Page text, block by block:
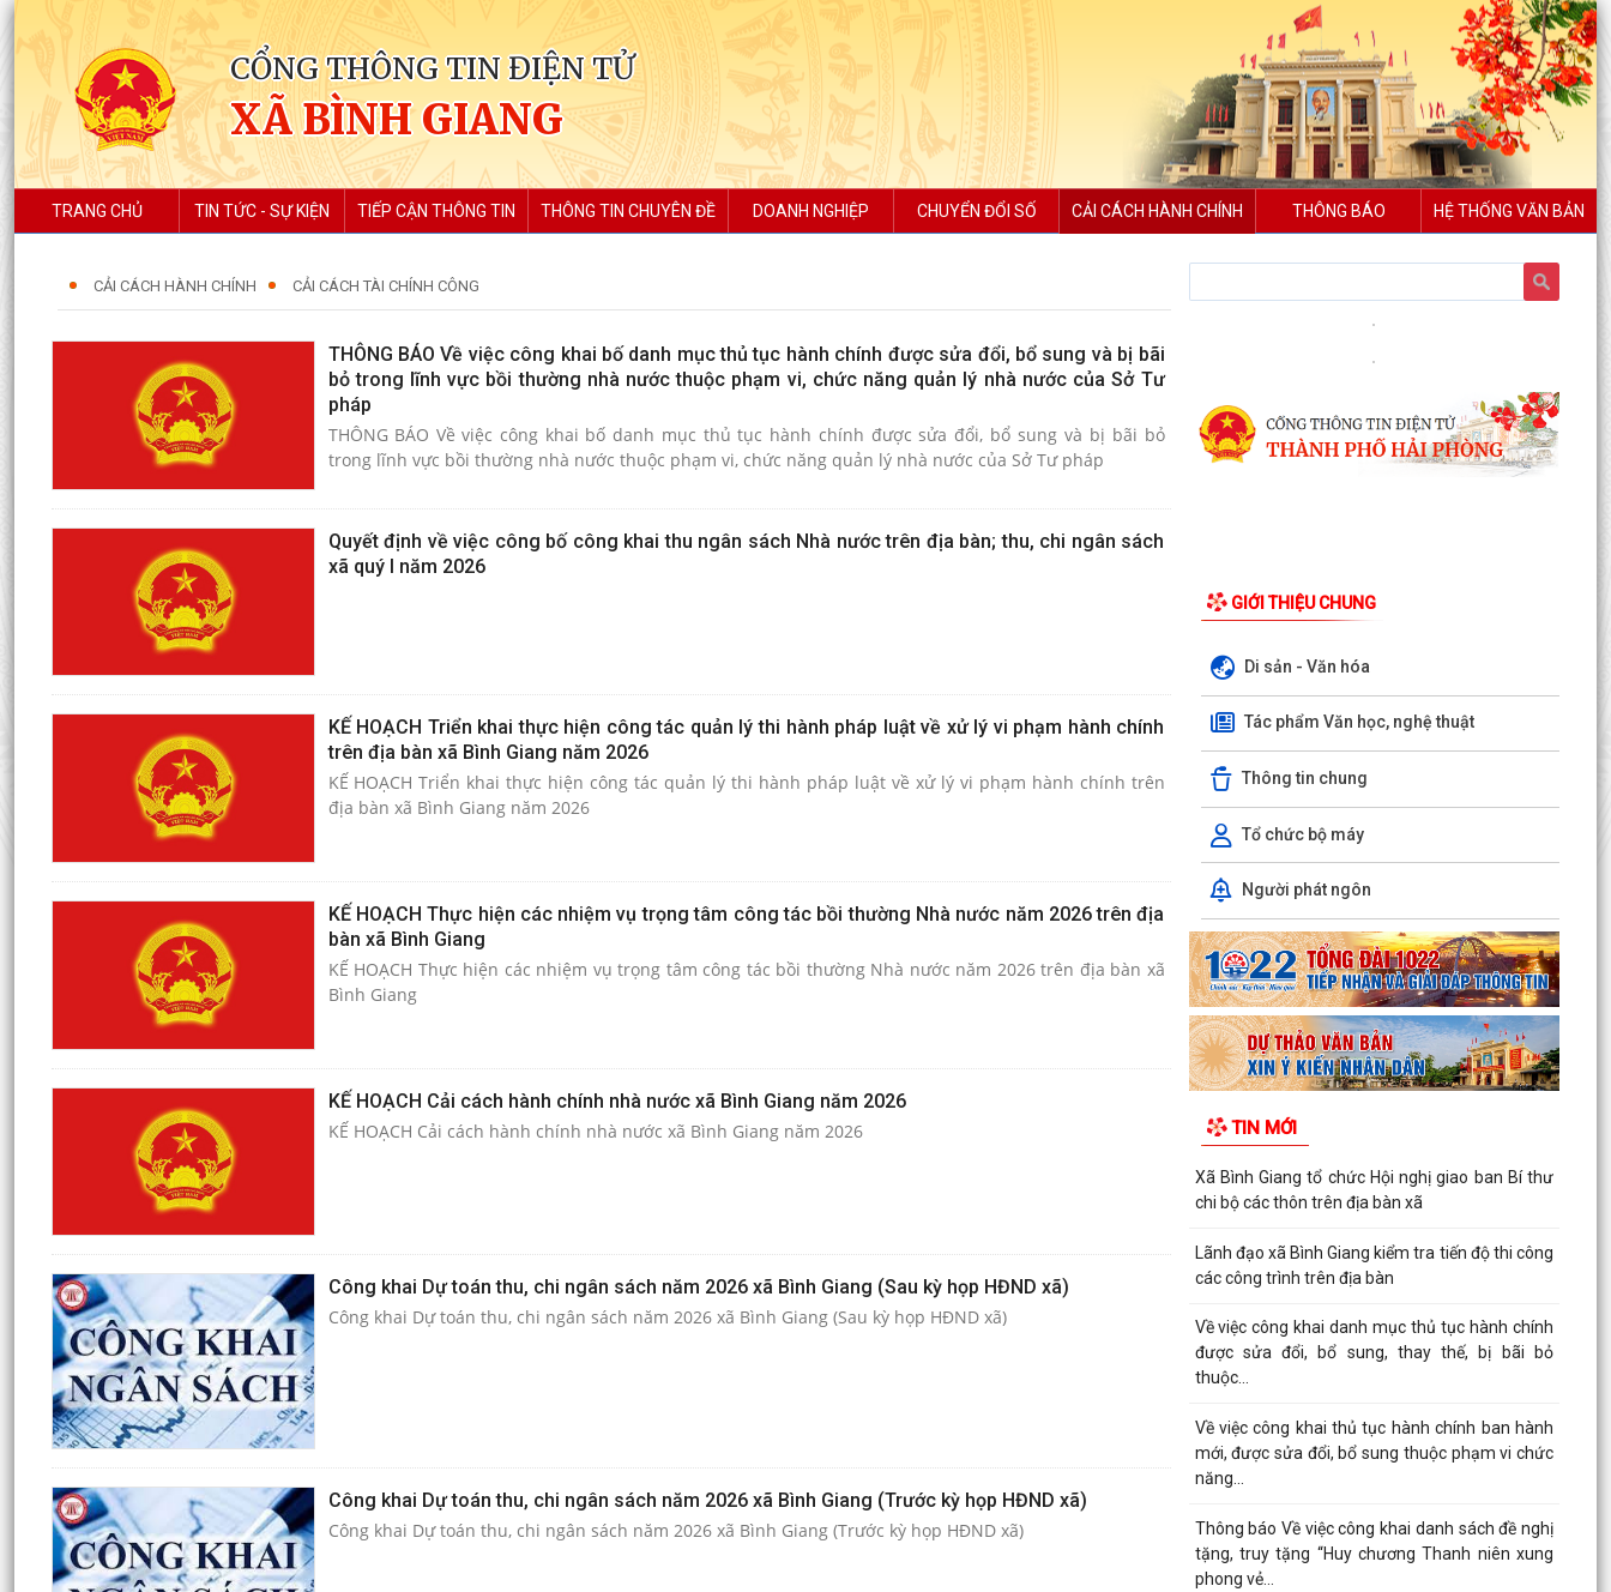
CỔNG THÔNG TIN ĐIỆN TỬ
XÃ BÌNH GIANG
TRANG CHỦ TIN TỨC - SỰ KIỆN TIẾP CẬN THÔNG TIN THÔNG TIN CHUYÊN ĐỀ DOANH NGHIỆP CHUYỂN ĐỔI SỐ CẢI CÁCH HÀNH CHÍNH THÔNG BÁO HỆ THỐNG VĂN BẢN
CẢI CÁCH HÀNH CHÍNH CẢI CÁCH TÀI CHÍNH CÔNG
THÔNG BÁO Về việc công khai bố danh mục thủ tục hành chính được sửa đổi, bổ sung và bị bãi
bỏ trong lĩnh vực bồi thường nhà nước thuộc phạm vi, chức năng quản lý nhà nước của Sở Tư
pháp
THÔNG BÁO Về việc công khai bố danh mục thủ tục hành chính được sửa đổi, bổ sung và bị bãi bỏ
trong lĩnh vực bồi thường nhà nước thuộc phạm vi, chức năng quản lý nhà nước của Sở Tư pháp
Quyết định về việc công bố công khai thu ngân sách Nhà nước trên địa bàn; thu, chi ngân sách
xã quý I năm 2026
KẾ HOẠCH Triển khai thực hiện công tác quản lý thi hành pháp luật về xử lý vi phạm hành chính
trên địa bàn xã Bình Giang năm 2026
KẾ HOẠCH Triển khai thực hiện công tác quản lý thi hành pháp luật về xử lý vi phạm hành chính trên
địa bàn xã Bình Giang năm 2026
KẾ HOẠCH Thực hiện các nhiệm vụ trọng tâm công tác bồi thường Nhà nước năm 2026 trên địa
bàn xã Bình Giang
KẾ HOẠCH Thực hiện các nhiệm vụ trọng tâm công tác bồi thường Nhà nước năm 2026 trên địa bàn xã
Bình Giang
KẾ HOẠCH Cải cách hành chính nhà nước xã Bình Giang năm 2026
KẾ HOẠCH Cải cách hành chính nhà nước xã Bình Giang năm 2026
Công khai Dự toán thu, chi ngân sách năm 2026 xã Bình Giang (Sau kỳ họp HĐND xã)
Công khai Dự toán thu, chi ngân sách năm 2026 xã Bình Giang (Sau kỳ họp HĐND xã)
Công khai Dự toán thu, chi ngân sách năm 2026 xã Bình Giang (Trước kỳ họp HĐND xã)
Công khai Dự toán thu, chi ngân sách năm 2026 xã Bình Giang (Trước kỳ họp HĐND xã)
GIỚI THIỆU CHUNG
Di sản - Văn hóa
Tác phẩm Văn học, nghệ thuật
Thông tin chung
Tổ chức bộ máy
Người phát ngôn
TIN MỚI
Xã Bình Giang tổ chức Hội nghị giao ban Bí thư
chi bộ các thôn trên địa bàn xã
Lãnh đạo xã Bình Giang kiểm tra tiến độ thi công
các công trình trên địa bàn
Về việc công khai danh mục thủ tục hành chính
được sửa đổi, bổ sung, thay thế, bị bãi bỏ
thuộc...
Về việc công khai thủ tục hành chính ban hành
mới, được sửa đổi, bổ sung thuộc phạm vi chức
năng...
Thông báo Về việc công khai danh sách đề nghị
tặng, truy tặng “Huy chương Thanh niên xung
phong vẻ...